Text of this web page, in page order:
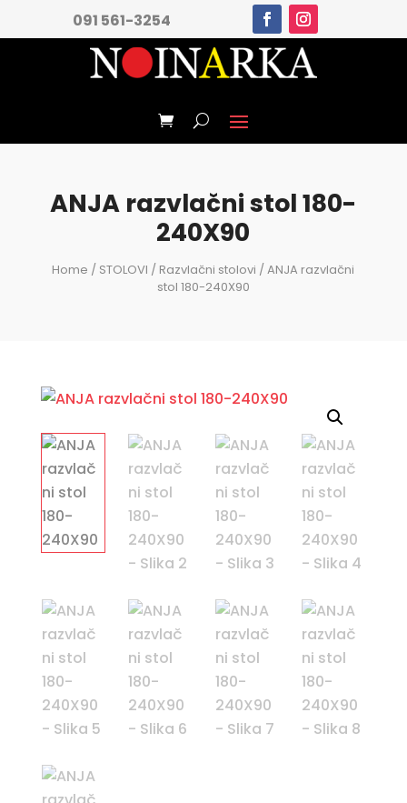
091 561-3254
ANJA razvlačni stol 180-
240X90
Home / STOLOVI / Razvlačni stolovi / ANJA razvlačni
stol 180-240X90